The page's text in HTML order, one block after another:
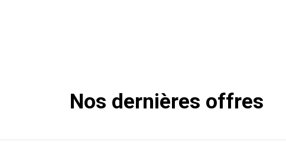
Nos dernières offres